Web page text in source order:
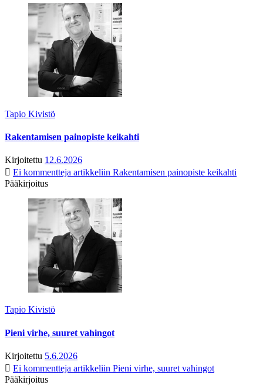
Tapio Kivistö
Rakentamisen painopiste keikahti
Kirjoitettu 12.6.2026
Ei kommentteja artikkeliin Rakentamisen painopiste keikahti
Pääkirjoitus
Tapio Kivistö
Pieni virhe, suuret vahingot
Kirjoitettu 5.6.2026
Ei kommentteja artikkeliin Pieni virhe, suuret vahingot
Pääkirjoitus